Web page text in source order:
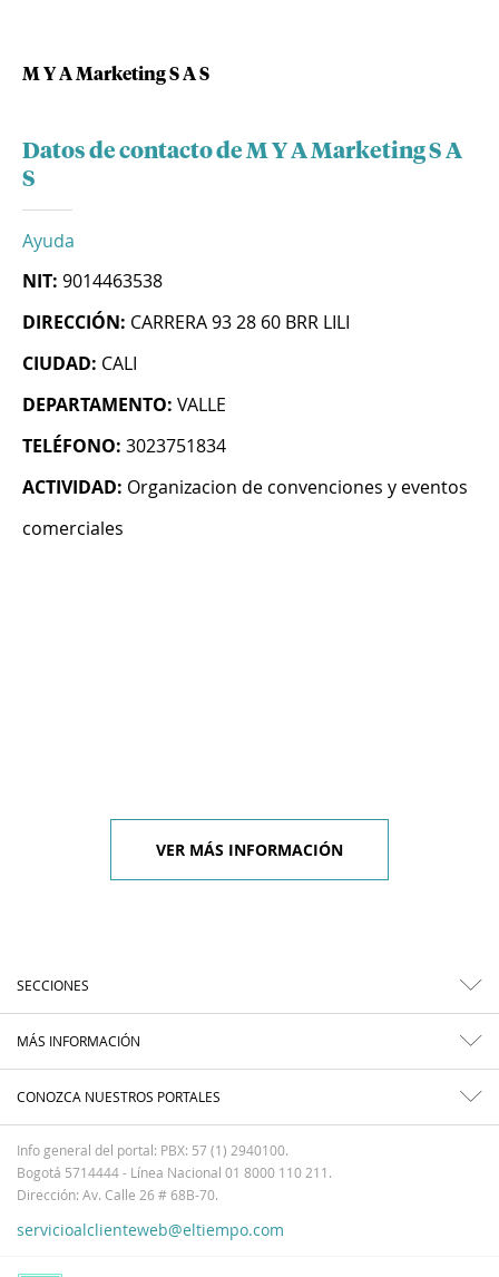
M Y A Marketing S A S
Datos de contacto de M Y A Marketing S A
S
Ayuda
NIT: 9014463538
DIRECCIÓN: CARRERA 93 28 60 BRR LILI
CIUDAD: CALI
DEPARTAMENTO: VALLE
TELÉFONO: 3023751834
ACTIVIDAD: Organizacion de convenciones y eventos
comerciales
VER MÁS INFORMACIÓN
SECCIONES
MÁS INFORMACIÓN
CONOZCA NUESTROS PORTALES
Info general del portal: PBX: 57 (1) 2940100.
Bogotá 5714444 - Línea Nacional 01 8000 110 211.
Dirección: Av. Calle 26 # 68B-70.
servicioalclienteweb@eltiempo.com